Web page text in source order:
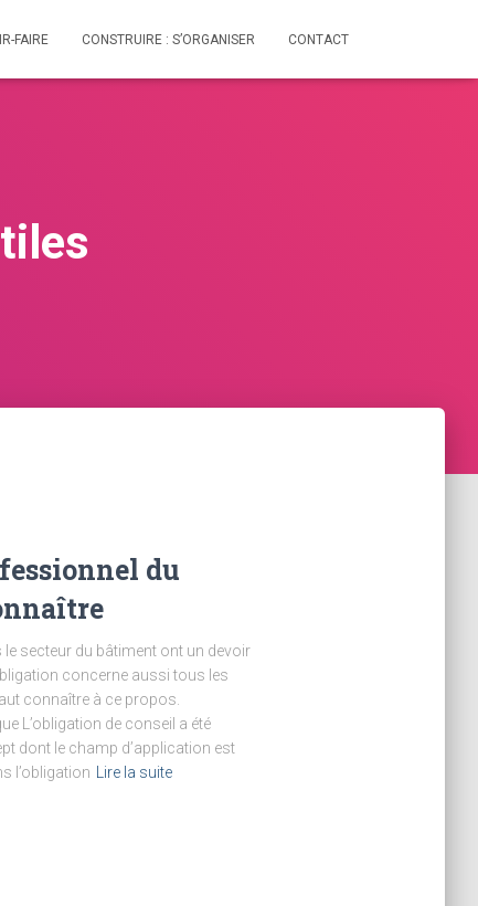
FAIRE CONSTRUIRE : S’ORGANISER CONTACT
du
secteur du bâtiment ont un devoir
concerne aussi tous les
connaître à ce propos.
L’obligation de conseil a été
dont le champ d’application est
l’obligation
Lire la suite